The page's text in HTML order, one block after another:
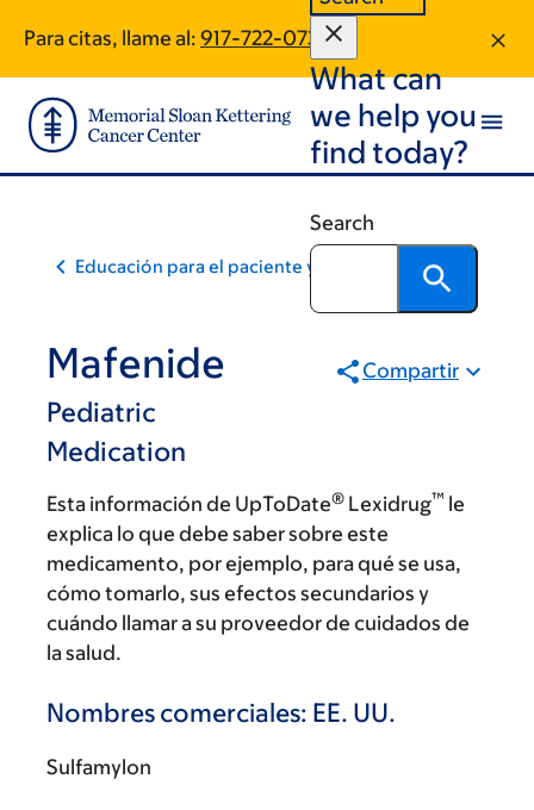
main
content
footer
Para citas, llame al: 917-722-0730
What can
we help you
find today?
Search
Educación para el paciente y la comunidad
Mafenide
Pediatric
Medication
Compartir
Esta información de UpToDate® Lexidrug™ le
explica lo que debe saber sobre este
medicamento, por ejemplo, para qué se usa,
cómo tomarlo, sus efectos secundarios y
cuándo llamar a su proveedor de cuidados de
la salud.
Nombres comerciales: EE. UU.
Sulfamylon